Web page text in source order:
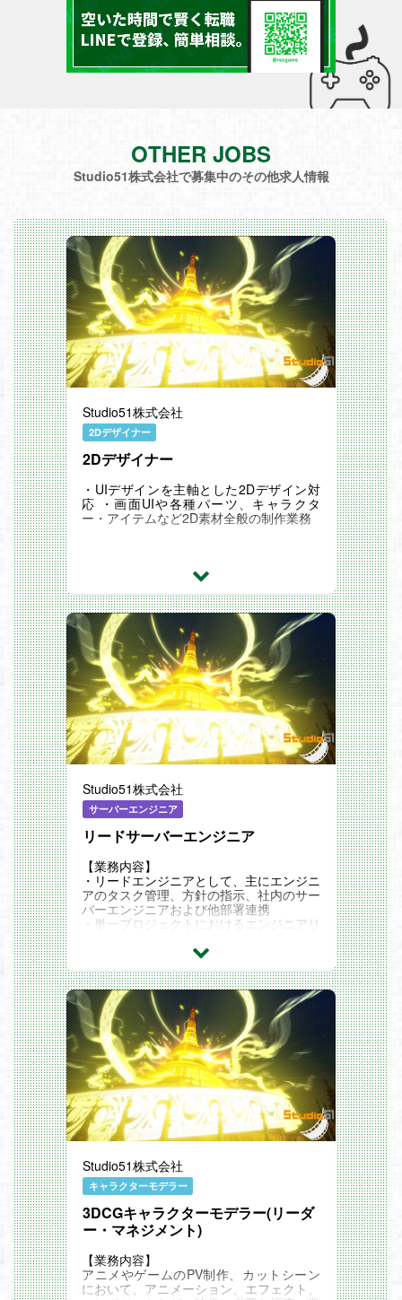
OTHER JOBS
Studio51株式会社で募集中のその他求人情報
Studio51株式会社
2Dデザイナー
2Dデザイナー
・UIデザインを主軸とした2Dデザイン対
応 ・画面UIや各種パーツ、キャラクタ
ー・アイテムなど2D素材全般の制作業務
Studio51株式会社
サーバーエンジニア
リードサーバーエンジニア
【業務内容】
・リードエンジニアとして、主にエンジニ
アのタスク管理、方針の指示、社内のサー
バーエンジニアおよび他部署連携
・単一プロジェクトにおけるエンジニアリ
Studio51株式会社
キャラクターモデラー
3DCGキャラクターモデラー(リーダ
ー・マネジメント)
【業務内容】
アニメやゲームのPV制作、カットシーン
において、アニメーション、エフェクト、